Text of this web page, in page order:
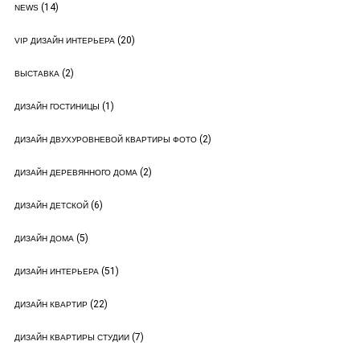
NEWS(14)
VIP ДИЗАЙН ИНТЕРЬЕРА(20)
ВЫСТАВКА(2)
ДИЗАЙН ГОСТИНИЦЫ (1)
ДИЗАЙН ДВУХУРОВНЕВОЙ КВАРТИРЫ ФОТО(2)
ДИЗАЙН ДЕРЕВЯННОГО ДОМА(2)
ДИЗАЙН ДЕТСКОЙ(6)
ДИЗАЙН ДОМА(5)
ДИЗАЙН ИНТЕРЬЕРА(51)
ДИЗАЙН КВАРТИР(22)
ДИЗАЙН КВАРТИРЫ СТУДИИ(7)